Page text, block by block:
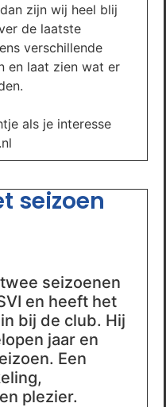
zijn wij heel blij
de laatste
verschillende
en laat zien wat er
als je interesse
seizoen
seizoenen
en heeft het
bij de club. Hij
jaar en
Een
plezier.